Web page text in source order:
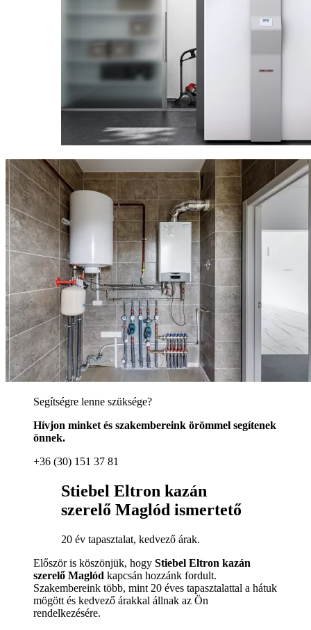
Segítségre lenne szüksége?
Hívjon minket és szakembereink örömmel segítenek
önnek.
+36 (30) 151 37 81
Stiebel Eltron kazán
szerelő Maglód ismertető
20 év tapasztalat, kedvező árak.
Először is köszönjük, hogy Stiebel Eltron kazán
szerelő Maglód kapcsán hozzánk fordult.
Szakembereink több, mint 20 éves tapasztalattal a hátuk
mögött és kedvező árakkal állnak az Ön
rendelkezésére.